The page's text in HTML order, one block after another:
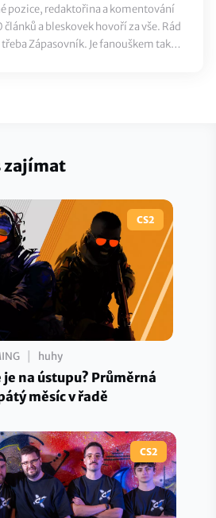
pozice, redaktořina a komentování
článků a bleskovek hovoří za vše. Rád
Zápasovník. Je fanouškem také
zajímat
CS2
huhy
na ústupu? Průměrná
měsíc v řadě
CS2